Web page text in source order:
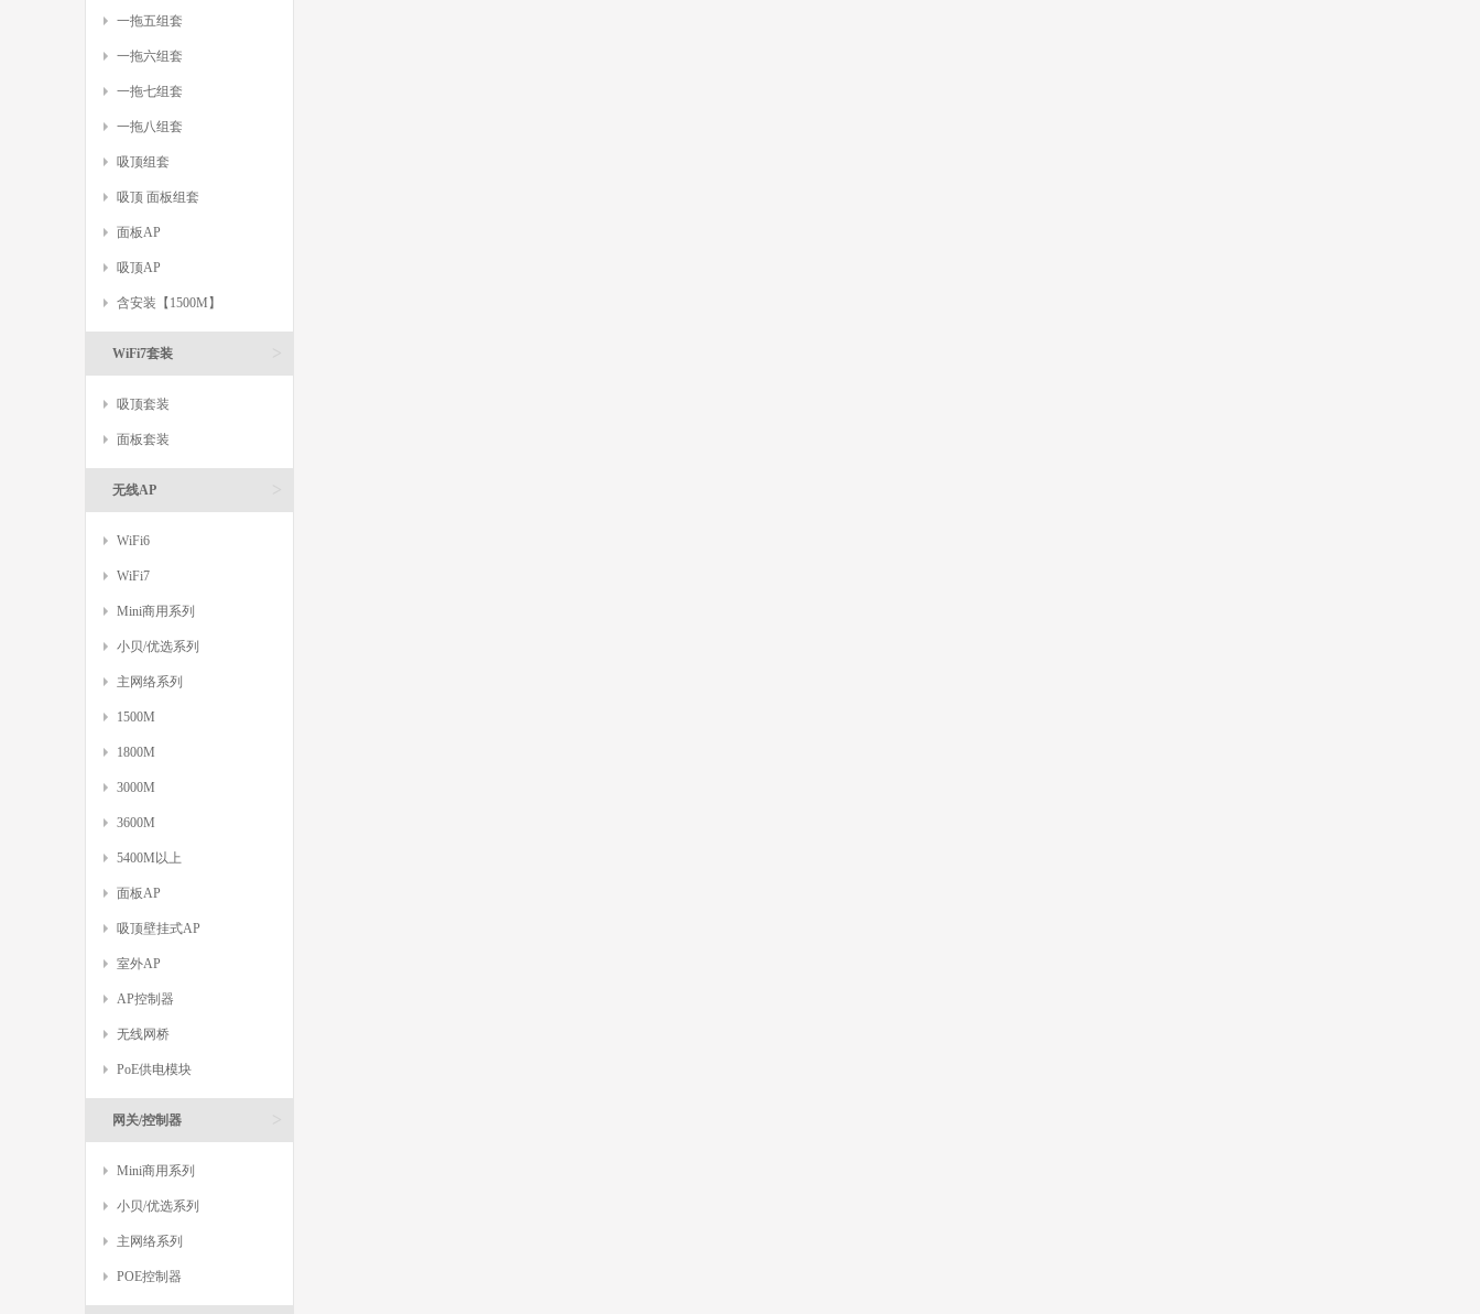
一拖五组套
一拖六组套
一拖七组套
一拖八组套
吸顶组套
吸顶 面板组套
面板AP
吸顶AP
含安装【1500M】
WiFi7套装
吸顶套装
面板套装
无线AP
WiFi6
WiFi7
Mini商用系列
小贝/优选系列
主网络系列
1500M
1800M
3000M
3600M
5400M以上
面板AP
吸顶壁挂式AP
室外AP
AP控制器
无线网桥
PoE供电模块
网关/控制器
Mini商用系列
小贝/优选系列
主网络系列
POE控制器